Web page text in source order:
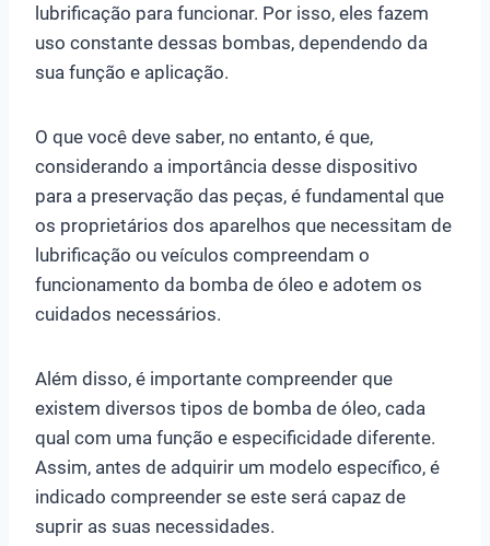
lubrificação para funcionar. Por isso, eles fazem
uso constante dessas bombas, dependendo da
sua função e aplicação.
O que você deve saber, no entanto, é que,
considerando a importância desse dispositivo
para a preservação das peças, é fundamental que
os proprietários dos aparelhos que necessitam de
lubrificação ou veículos compreendam o
funcionamento da bomba de óleo e adotem os
cuidados necessários.
Além disso, é importante compreender que
existem diversos tipos de bomba de óleo, cada
qual com uma função e especificidade diferente.
Assim, antes de adquirir um modelo específico, é
indicado compreender se este será capaz de
suprir as suas necessidades.